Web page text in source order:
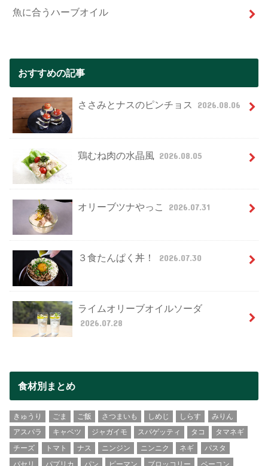
魚に合うハーブオイル
おすすめの記事
ささみとナスのピンチョス 2026.08.06
鶏むね肉の水晶風 2026.08.05
オリーブツナやっこ 2026.07.31
３食たんぱく丼！ 2026.07.30
ライムオリーブオイルソーダ
2026.07.28
食材別まとめ
きゅうり ごま ご飯 さつまいも しめじ しらす
みりん
アスパラ
キャベツ ジャガイモ スパゲッティ タコ
タマネギ
チーズ
トマト ナス ニンジン ニンニク ネギ
パスタ
パセリ
パプリカ パン ピーマン ブロッコリー ベーコン